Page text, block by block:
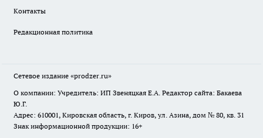
Контакты
Редакционная политика
Сетевое издание «prodzer.ru»
О компании: Учредитель: ИП Звеняцкая Е.А. Редактор сайта: Бакаева
Ю.Г.
Адрес: 610001, Кировская область, г. Киров, ул. Азина, дом № 80, кв. 31
Знак информационной продукции: 16+